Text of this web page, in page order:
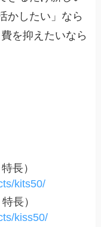
かしたい」なら
を抑えたいなら
長）
kits50/
長）
kiss50/